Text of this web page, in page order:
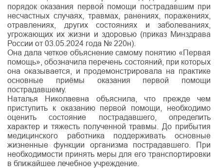
порядок оказания первой помощи пострадавшим при
несчастных случаях, травмах, ранениях, поражениях,
отравлениях, других состояниях и заболеваниях,
угрожающих их жизни и здоровью (приказ Минздрава
России от 03.05.2024 года № 220н).
Она дала четкое объяснение самому понятию «Первая
помощь», обозначила перечень состояний, при которых
она оказывается, и продемонстрировала на практике
основные приёмы оказания первой помощи
пострадавшему.
Наталья Николаевна объяснила, что прежде чем
приступить к оказанию первой помощи, необходимо
оценить состояние пострадавшего, определить
характер и тяжесть полученной травмы. До прибытия
медицинского работника поддерживать основные
жизненные функции организма пострадавшего. При
необходимости принять меры для его транспортировки
в ближайшее лечебное учреждение.